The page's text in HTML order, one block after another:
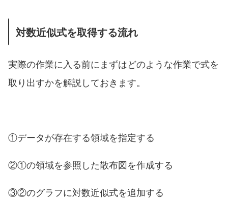
対数近似式を取得する流れ
実際の作業に入る前にまずはどのような作業で式を
取り出すかを解説しておきます。
①データが存在する領域を指定する
②①の領域を参照した散布図を作成する
③②のグラフに対数近似式を追加する